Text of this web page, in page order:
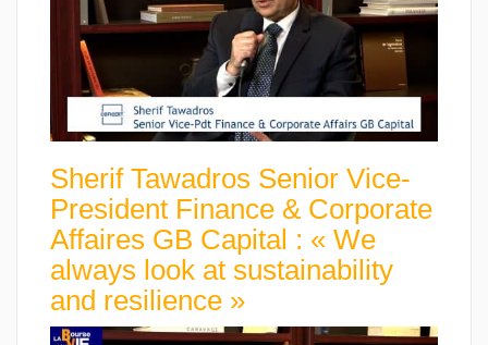
Sherif Tawadros Senior Vice-
President Finance & Corporate
Affaires GB Capital : « We
always look at sustainability
and resilience »